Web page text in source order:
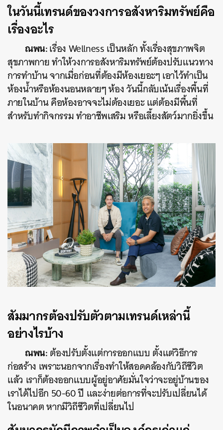
ในวันนี้เทรนด์ของวงการอสังหาริมทรัพย์คือ
เรื่องอะไร
ณพน:เรื่อง Wellness เป็นหลัก ทั้งเรื่องสุขภาพจิต
สุขภาพกาย ทำให้วงการอสังหาริมทรัพย์ต้องปรับแนวทาง
การทำบ้าน จากเมื่อก่อนที่ต้องมีห้องเยอะๆ เอาไว้ทำเป็น
ห้องน้ำหรือห้องนอนหลายๆ ห้อง วันนี้กลับเน้นเรื่องพื้นที่
ภายในบ้าน คือห้องอาจจะไม่ต้องเยอะ แต่ต้องมีพื้นที่
สำหรับทำกิจกรรม ทำอาชีพเสริม หรือเลี้ยงสัตว์มากยิ่งขึ้น
สัมมากรต้องปรับตัวตามเทรนด์เหล่านี้
อย่างไรบ้าง
ณพน:ต้องปรับตั้งแต่การออกแบบ ตั้งแต่วิธีการ
ก่อสร้าง เพราะนอกจากเรื่องทำให้สอดคล้องกับวิถีชีวิต
แล้ว เราก็ต้องออกแบบผู้อยู่อาศัยมั่นใจว่าจะอยู่บ้านของ
เราได้ไปอีก 50-60 ปี และง่ายต่อการที่จะปรับเปลี่ยนได้
ในอนาคต หากมีวิถีชีวิตที่เปลี่ยนไป